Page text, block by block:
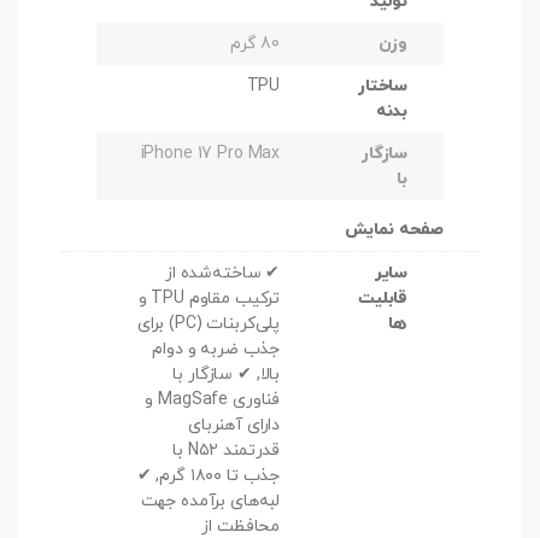
وزن
80 گرم
ساختار
بدنه
TPU
سازگار
با
iPhone 17 Pro Max
صفحه نمایش
سایر
قابلیت
ها
✔ ساخته‌شده از
ترکیب مقاوم TPU و
پلی‌کربنات (PC) برای
جذب ضربه و دوام
بالا, ✔ سازگار با
فناوری MagSafe و
دارای آهنربای
قدرتمند N۵۲ با
جذب تا ۱۸۰۰ گرم, ✔
لبه‌های برآمده جهت
محافظت از